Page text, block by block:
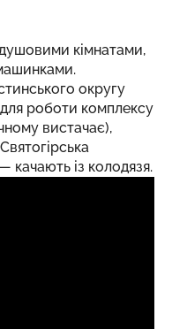
кімнатами,
округу
роботи комплексу
вистачає),
качають із колодязя.